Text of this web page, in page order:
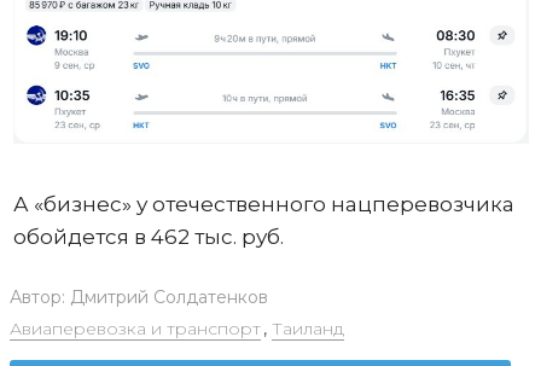
А «бизнес» у отечественного нацперевозчика
обойдется в 462 тыс. руб.
Автор: Дмитрий Солдатенков
Авиаперевозка и транспорт, Таиланд